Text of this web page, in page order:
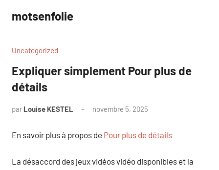
contenu
motsenfolie
Uncategorized
Expliquer simplement Pour plus de
détails
par Louise KESTEL novembre 5, 2025
En savoir plus à propos de Pour plus de détails
La désaccord des jeux vidéos vidéo disponibles et la